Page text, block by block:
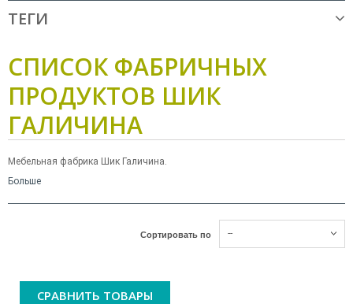
ТЕГИ
СПИСОК ФАБРИЧНЫХ
ПРОДУКТОВ ШИК
ГАЛИЧИНА
Мебельная фабрика Шик Галичина.
Больше
Сортировать по --
СРАВНИТЬ ТОВАРЫ